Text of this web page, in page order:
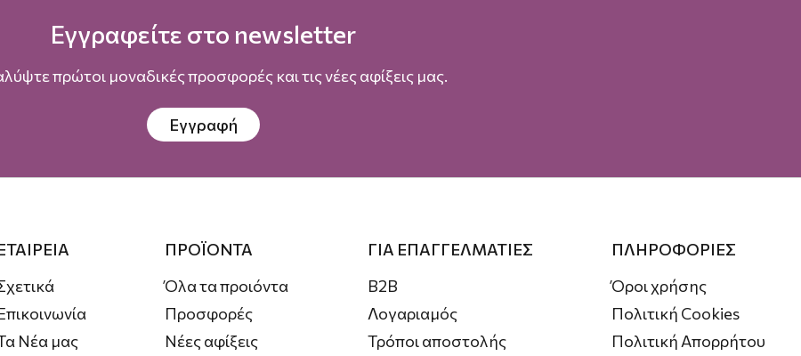
Εγγραφείτε στο newsletter
πρώτοι μοναδικές προσφορές και τις νέες αφίξεις μας.
Εγγραφή
Νέα μας
ΠΡΟΪΟΝΤΑ
Όλα τα προιόντα
Προσφορές
Νέες αφίξεις
ΓΙΑ ΕΠΑΓΓΕΛΜΑΤΙΕΣ
B2B
Λογαριαμός
Τρόποι αποστολής
ΠΛΗΡΟΦΟΡΙΕΣ
Όροι χρήσης
Πολιτική Cookies
Πολιτική Απορρήτου